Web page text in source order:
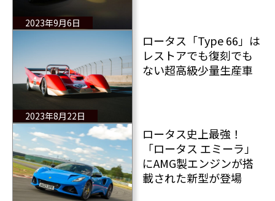
2023年9月6日
2023年8月22日
ロータス「Type 66」は
レストアでも復刻でも
ない超高級少量生産車
ロータス史上最強！
「ロータス エミーラ」
にAMG製エンジンが搭
載された新型が登場